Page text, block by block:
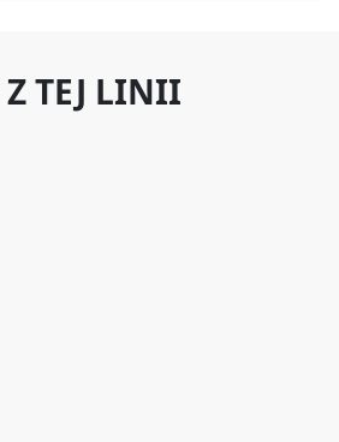
Z TEJ LINII